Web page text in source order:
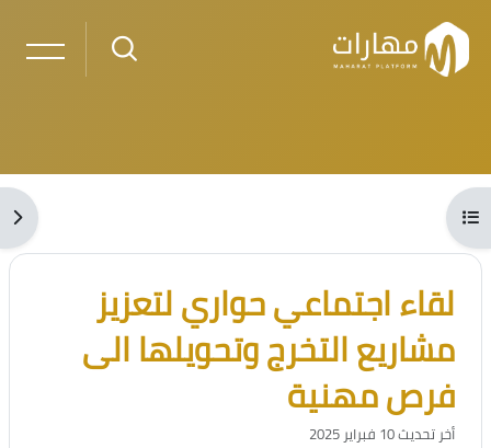
تخطى إلى المحتوى الرئيسي
الكتل
فتح فهرس المقرر
الكتل
تجاوز [Cocoon] مقدمة الدورة
لقاء اجتماعي حواري لتعزيز
مشاريع التخرج وتحويلها الى
فرص مهنية
أخر تحديث 10 فبراير 2025